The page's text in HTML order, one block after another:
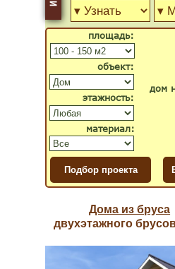
дом
объект:
материал:
площадь:
этажность:
Дома из бруса
двухэтажного